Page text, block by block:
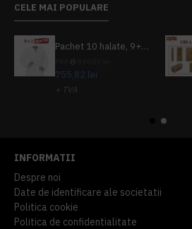
CELE MAI POPULARE
Pachet 10 halate, 9+1 gratuit
755,82 lei
+ TVA
INFORMATII
Despre noi
Date de identificare ale societatii
Politica cookie
Politica de confidentialitate